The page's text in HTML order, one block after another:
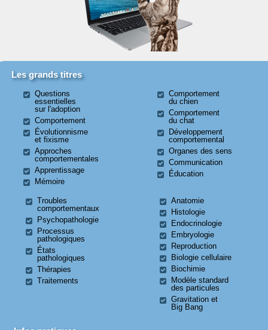
Les grands titres
Questions
essentielles
sur l'adoption
Comportement
Évolutionnisme
et fixisme
Approches
comportementales
Apprentissage
Mémoire
Comportement
du chien
Comportement
du chat
Développement
comportemental
Organes des sens
Communication
Éducation
Troubles
comportementaux
Psychopathologie
Processus
pathologiques
États
pathologiques
Thérapies
Traitements
Anatomie
Histologie
Endocrinologie
Embryologie
Reproduction
Biologie cellulaire
Biochimie
Modèle standard
des particules
Gravitation et
Big Bang